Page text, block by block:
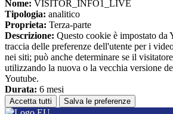
Nome: VISITOR_INFO1_LIVE
Tipologia: analitico
Proprieta: Terza-parte
Descrizione: Questo cookie è impostato da
traccia delle preferenze dell'utente per i
nei siti; può anche determinare se il
utilizzando la nuova o la vecchia versione
Youtube.
Durata: 6 mesi
Accetta tutti Salva le preferenze